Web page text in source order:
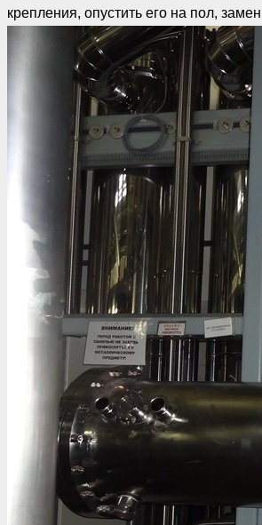
крепления, опустить его на пол,